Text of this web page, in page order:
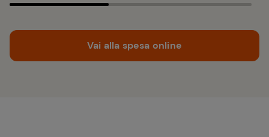
Vai alla spesa online